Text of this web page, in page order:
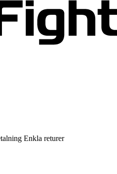
Enkla returer